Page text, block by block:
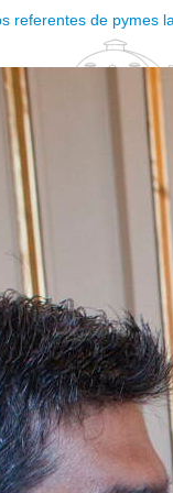
referentes de